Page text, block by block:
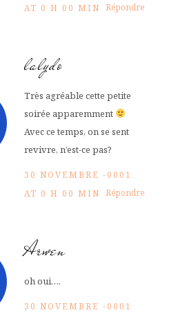
AT 0 H 00 MIN Répondre
lalydo
Très agréable cette petite
soirée apparemment
Avec ce temps, on se sent
revivre, n’est-ce pas?
30 NOVEMBRE -0001
AT 0 H 00 MIN Répondre
Arwen
oh oui….
30 NOVEMBRE -0001